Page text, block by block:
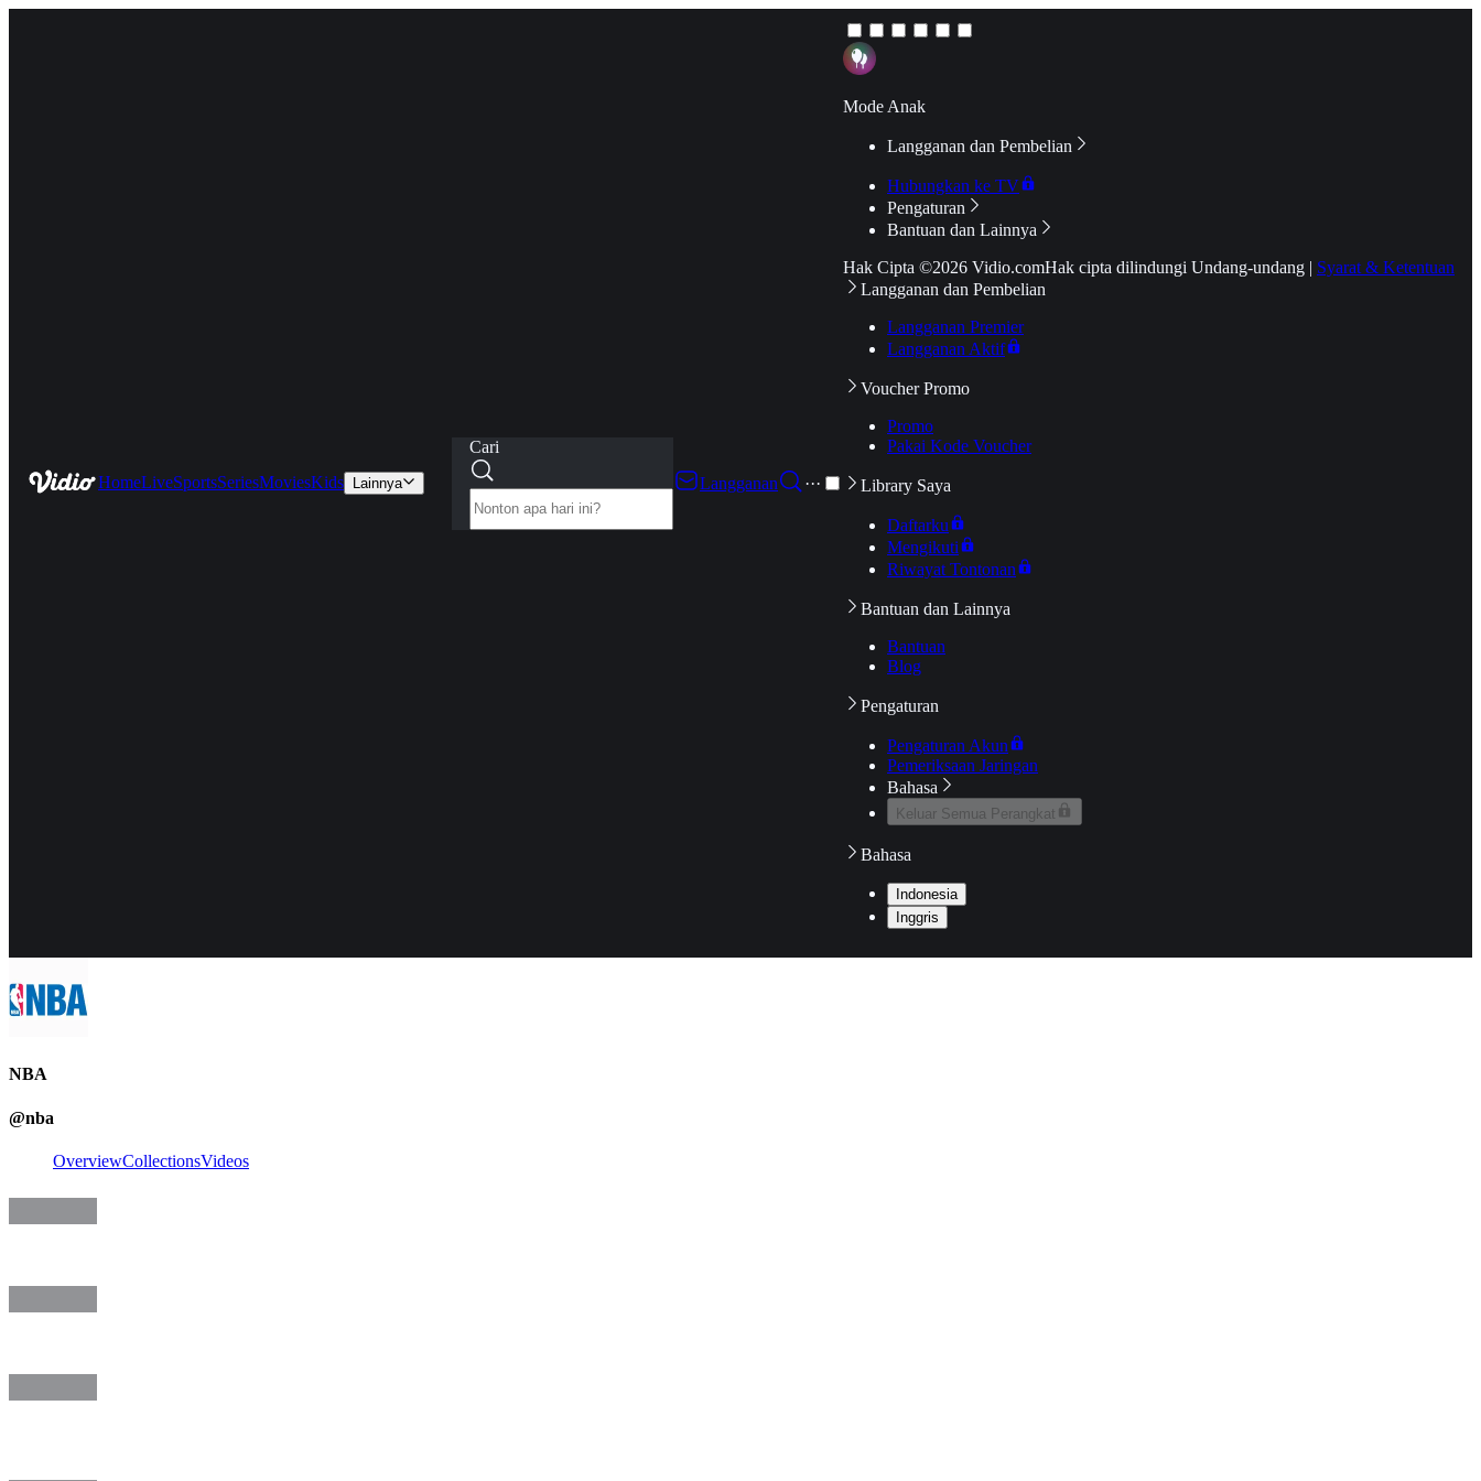
HomeLiveSportsSeriesMoviesKids Lainnya
Cari
Langganan
···
Mode Anak
Langganan dan Pembelian
Hubungkan ke TV
Pengaturan
Bantuan dan Lainnya
Hak Cipta ©2026 Vidio.comHak cipta dilindungi Undang-undang | Syarat & Ketentuan
Langganan dan Pembelian
Langganan Premier
Langganan Aktif
Voucher Promo
Promo
Pakai Kode Voucher
Library Saya
Daftarku
Mengikuti
Riwayat Tontonan
Bantuan dan Lainnya
Bantuan
Blog
Pengaturan
Pengaturan Akun
Pemeriksaan Jaringan
Bahasa
Keluar Semua Perangkat
Bahasa
Indonesia
Inggris
NBA
@nba
OverviewCollectionsVideos